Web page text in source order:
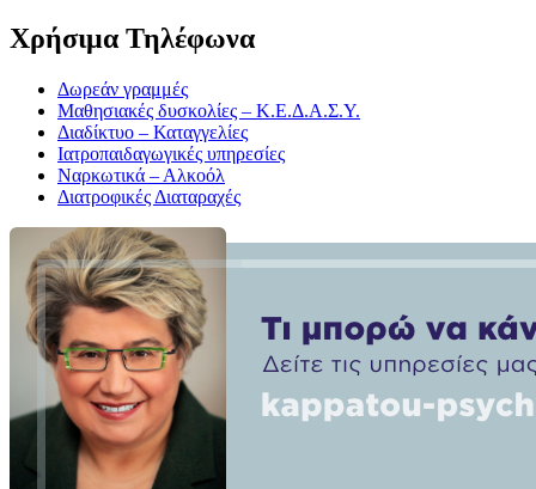
Χρήσιμα Τηλέφωνα
Δωρεάν γραμμές
Μαθησιακές δυσκολίες – Κ.Ε.Δ.Α.Σ.Υ.
Διαδίκτυο – Καταγγελίες
Ιατροπαιδαγωγικές υπηρεσίες
Ναρκωτικά – Αλκοόλ
Διατροφικές Διαταραχές